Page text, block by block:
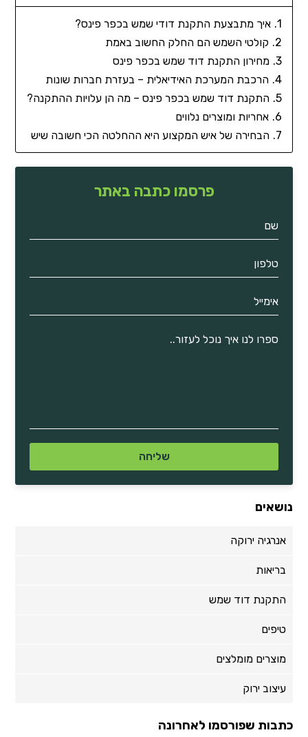
איך מתבצעת התקנת דודי שמש בכפר פינס?
קולטי השמש הם החלק החשוב באמת
מחירון התקנת דוד שמש בכפר פינס
הרכבת המערכת האידיאלית – בעזרת חברות שונות
התקנת דוד שמש בכפר פינס – מה הן עלויות ההתקנה?
אחריות ומוצרים נלווים
הבחירה של איש המקצוע היא ההחלטה הכי חשובה שיש
פרסמו כתבה באתר
נושאים
אנרגיה ירוקה
בריאות
התקנת דוד שמש
טיפים
מוצרים מומלצים
עיצוב ירוק
כתבות שפורסמו לאחרונה